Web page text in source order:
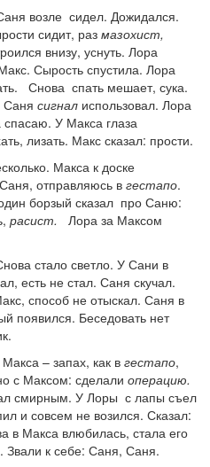
возле сидел. Дожидался.
сидит, раз мазохист,
внизу, уснуть. Лора
Сырость спустила. Лора
Снова спать мешает, сука.
Саня сигнал использовал. Лора
У Макса глаза
лизать. Макс сказал: прости.
Макса к доске
отправляюсь в гестапо.
борзый сказал про Саню:
расист. Лора за Максом
стало светло. У Сани в
есть не стал. Саня скучал.
способ не отыскал. Саня в
появился. Беседовать нет
– запах, как в гестапо,
с Максом: сделали операцию.
смирным. У Лоры с лапы съел
и совсем не возился. Сказал:
Макса влюбилась, стала его
к себе: Саня, Саня.